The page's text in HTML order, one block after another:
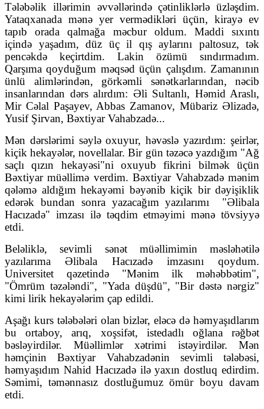
Tələbəlik illərimin əvvəllərində çətinliklərlə üzləşdim.
Yataqxanada mənə yer vermədikləri üçün, kirayə ev
tapıb orada qalmağa məcbur oldum. Maddi sıxıntı
içində yaşadım, düz üç il qış aylarını paltosuz, tək
pencəkdə keçirtdim. Lakin özümü sındırmadım.
Qarşıma qoyduğum məqsəd üçün çalışdım. Zamanının
ünlü alimlərindən, görkəmli sənətkarlarından, nəcib
insanlarından dərs alırdım: Əli Sultanlı, Həmid Araslı,
Mir Cəlal Paşayev, Abbas Zamanov, Mübariz Əlizadə,
Yusif Şirvan, Bəxtiyar Vahabzadə...
Mən dərslərimi səylə oxuyur, həvəslə yazırdım: şeirlər,
kiçik hekayələr, novellalar. Bir gün təzəcə yazdığım "Ağ
saçlı qızın hekayəsi"ni oxuyub fikrini bilmək üçün
Bəxtiyar müəllimə verdim. Bəxtiyar Vahabzadə mənim
qələmə aldığım hekayəmi bəyənib kiçik bir dəyişiklik
edərək bundan sonra yazacağım yazılarımı
"Əlibala
Hacızadə" imzası ilə təqdim etməyimi mənə tövsiyyə
etdi.
Beləliklə, sevimli sənət müəllimimin məsləhətilə
yazılarıma Əlibala Hacızadə imzasını qoydum.
Universitet qəzetində "Mənim ilk məhəbbətim",
"Ömrüm təzələndi", "Yada düşdü", "Bir dəstə nərgiz"
kimi lirik hekayələrim çap edildi.
Aşağı kurs tələbələri olan bizlər, eləcə də həmyaşıdlarım
bu ortaboy, arıq, xoşsifət, istedadlı oğlana rəğbət
bəsləyirdilər. Müəllimlər xətrimi istəyirdilər. Mən
həmçinin Bəxtiyar Vahabzadənin sevimli tələbəsi,
həmyaşıdım Nahid Hacızadə ilə yaxın dostluq edirdim.
Səmimi, təmənnasız dostluğumuz ömür boyu davam
etdi.